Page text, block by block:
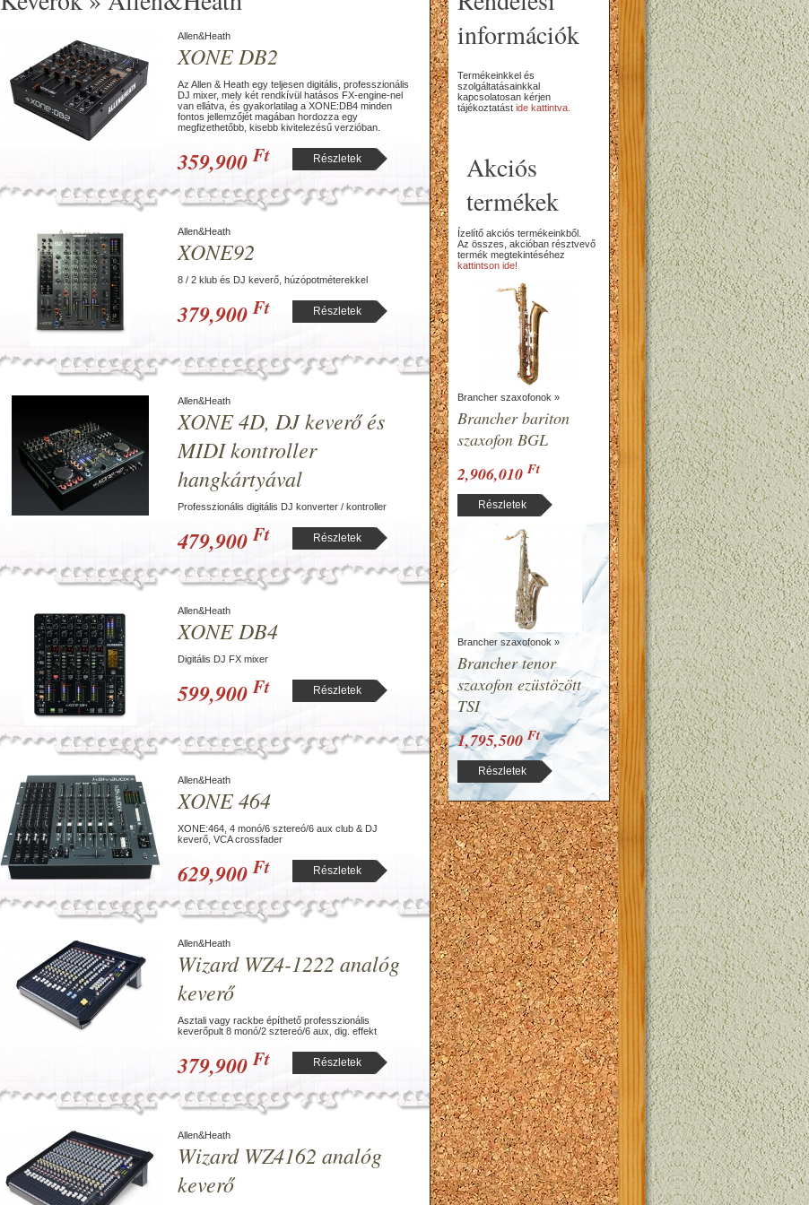
Allen&Heath
XONE DB2
Az Allen & Heath egy teljesen digitális, professzionális
DJ mixer, mely két rendkívül hatásos FX-engine-nel
van ellátva, és gyakorlatilag a XONE:DB4 minden
fontos jellemzőjét magában hordozza egy
megfizethetőbb, kisebb kivitelezésű verzióban.
359,900Ft Részletek
Allen&Heath
XONE92
8 / 2 klub és DJ keverő, húzópotméterekkel
379,900Ft Részletek
Allen&Heath
XONE 4D, DJ keverő és
MIDI kontroller
hangkártyával
Professzionális digitális DJ konverter / kontroller
479,900Ft Részletek
Allen&Heath
XONE DB4
Digitális DJ FX mixer
599,900Ft Részletek
Allen&Heath
XONE 464
XONE:464, 4 monó/6 sztereó/6 aux club & DJ
keverő, VCA crossfader
629,900Ft Részletek
Allen&Heath
Wizard WZ4-1222 analóg
keverő
Asztali vagy rackbe építhető professzionális
keverőpult 8 monó/2 sztereó/6 aux, dig. effekt
379,900Ft Részletek
Allen&Heath
Wizard WZ4162 analóg
keverő
információk
Termékeinkkel és
szolgáltatásainkkal
kapcsolatosan kérjen
tájékoztatást ide kattintva.
Akciós
termékek
Ízelítő akciós termékeinkből.
Az összes, akcióban résztvevő
termék megtekintéséhez
kattintson ide!
Brancher szaxofonok »
Brancher bariton
szaxofon BGL
2,906,010 Ft
Részletek
Brancher szaxofonok »
Brancher tenor
szaxofon ezüstözött
TSI
1,795,500Ft
Részletek